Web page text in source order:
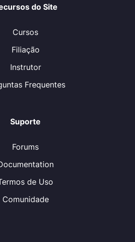
do Site
Cursos
Filiação
Instrutor
Frequentes
Suporte
Forums
de Uso
Comunidade